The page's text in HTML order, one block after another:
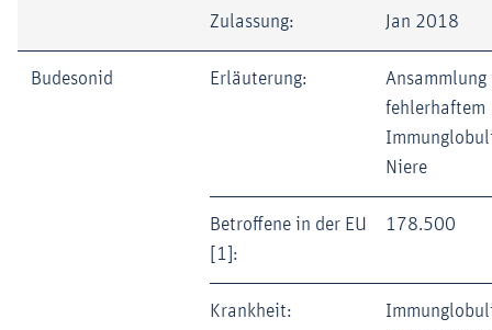
Zulassung: Jan 2018
Budesonid Erläuterung:
Ansammlung
fehlerhaftem
Niere
Betroffene in der EU
[1]:
178.500
Krankheit: